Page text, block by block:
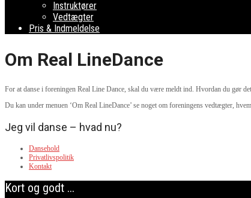
Instruktører
Vedtægter
Pris & Indmeldelse
Om Real LineDance
For at danse i foreningen Real Line Dance, skal du være meldt ind. Hvordan du gør
Du kan under menuen ‘Om Real LineDance’ se noget om foreningens vedtægter,
Jeg vil danse – hvad nu?
Dansehold
Privatlivspolitik
Kontakt
Kort og godt ...